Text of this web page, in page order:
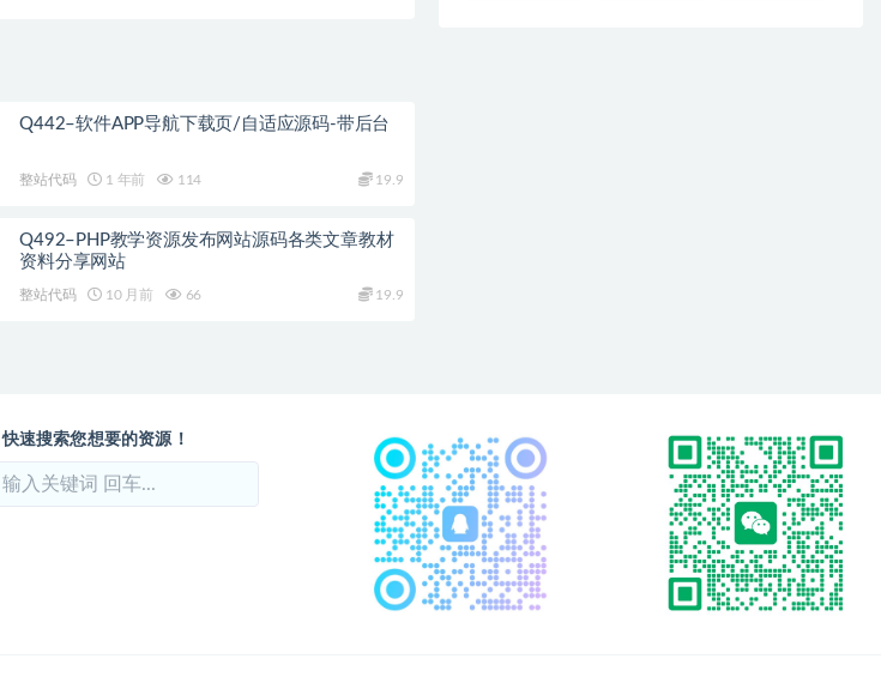
Q442–软件APP导航下载页/自适应源码-带后台
整站代码 1 年前 114 19.9
Q492–PHP教学资源发布网站源码各类文章教材
资料分享网站
整站代码 10 月前 66 19.9
快速搜索您想要的资源！